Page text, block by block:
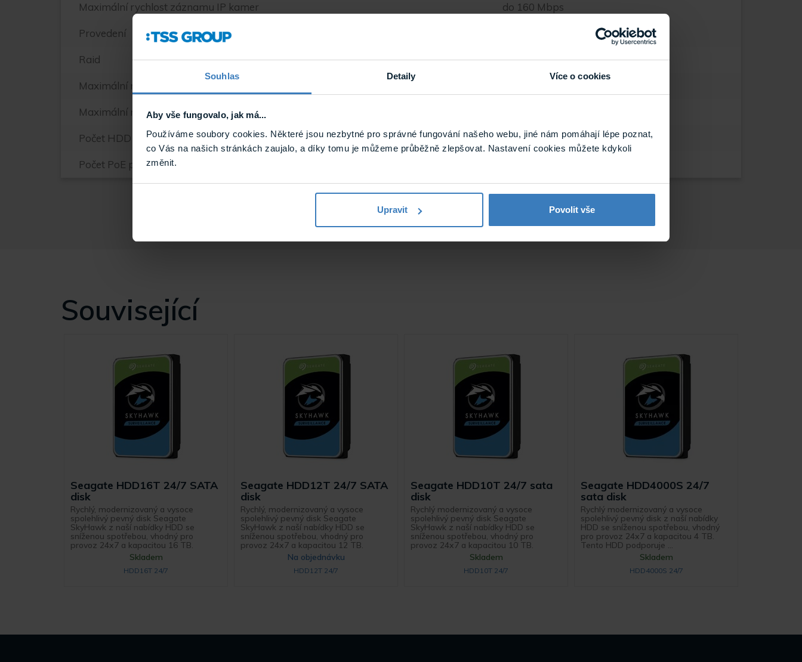
Souhlas Detaily Více o cookies
Aby vše fungovalo, jak má...
Používáme soubory cookies. Některé jsou nezbytné pro správné fungování našeho webu, jiné nám pomáhají lépe poznat,
co Vás na našich stránkách zaujalo, a díky tomu je můžeme průběžně zlepšovat. Nastavení cookies můžete kdykoli
změnit.
Upravit Povolit vše
Maximální rychlost záznamu IP kamer do 160 Mbps
Provedení
Raid Ano
Maximální rozlišení na IP kameru
Maximální rozlišení pro záznam
Počet HDD 2
Počet PoE portů
Související
Seagate HDD16T 24/7 SATA
disk
Rychlý, modernizovaný a vysoce
spolehlivý pevný disk Seagate
SkyHawk z naší nabídky HDD se
sníženou spotřebou, vhodný pro
provoz 24x7 a kapacitou 16 TB.
Skladem
HDD16T 24/7
Seagate HDD12T 24/7 SATA
disk
Rychlý, modernizovaný a vysoce
spolehlivý pevný disk Seagate
SkyHawk z naší nabídky HDD se
sníženou spotřebou, vhodný pro
provoz 24x7 a kapacitou 12 TB.
Na objednávku
HDD12T 24/7
Seagate HDD10T 24/7 sata
disk
Rychlý modernizovaný a vysoce
spolehlivý pevný disk Seagate
SkyHawk z naší nabídky HDD se
sníženou spotřebou, vhodný pro
provoz 24x7 a kapacitou 10 TB.
Skladem
HDD10T 24/7
Seagate HDD4000S 24/7
sata disk
Rychlý modernizovaný a vysoce
spolehlivý pevný disk z naší nabídky
HDD se sníženou spotřebou, vhodný
pro provoz 24x7 a kapacitou 4 TB.
Tento HDD podporuje ...
Skladem
HDD4000S 24/7